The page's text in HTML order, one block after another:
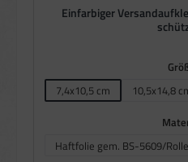
Einfarbiger
7,4x10,5 cm
10,5x14,8
Haftfolie gem. BS-5609/